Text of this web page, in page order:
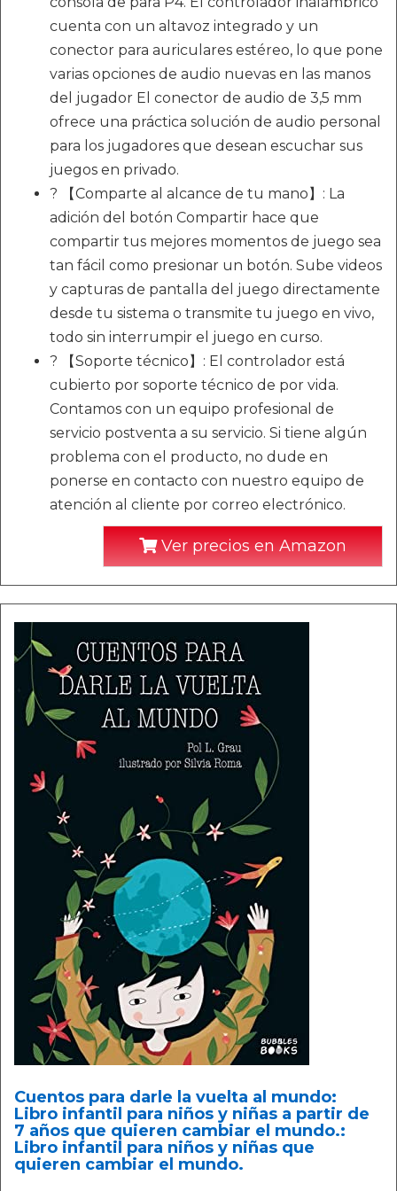
cuenta con un altavoz integrado y un
conector para auriculares estéreo, lo que pone
varias opciones de audio nuevas en las manos
del jugador El conector de audio de 3,5 mm
ofrece una práctica solución de audio personal
para los jugadores que desean escuchar sus
juegos en privado.
? 【Comparte al alcance de tu mano】: La
adición del botón Compartir hace que
compartir tus mejores momentos de juego sea
tan fácil como presionar un botón. Sube videos
y capturas de pantalla del juego directamente
desde tu sistema o transmite tu juego en vivo,
todo sin interrumpir el juego en curso.
? 【Soporte técnico】: El controlador está
cubierto por soporte técnico de por vida.
Contamos con un equipo profesional de
servicio postventa a su servicio. Si tiene algún
problema con el producto, no dude en
ponerse en contacto con nuestro equipo de
atención al cliente por correo electrónico.
Ver precios en Amazon
Cuentos para darle la vuelta al mundo:
Libro infantil para niños y niñas a partir de
7 años que quieren cambiar el mundo.:
Libro infantil para niños y niñas que
quieren cambiar el mundo.